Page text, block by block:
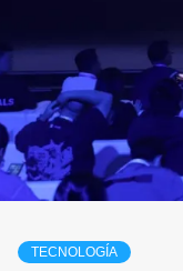
TECNOLOGÍA